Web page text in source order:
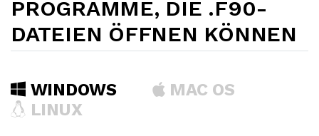
PROGRAMME, DIE .F90-
DATEIEN ÖFFNEN KÖNNEN
WINDOWS
MAC OS
LINUX